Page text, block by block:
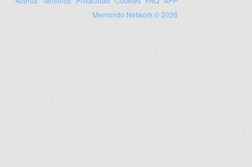
Memondo Network © 2026